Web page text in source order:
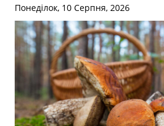
Понеділок, 10 Серпня, 2026